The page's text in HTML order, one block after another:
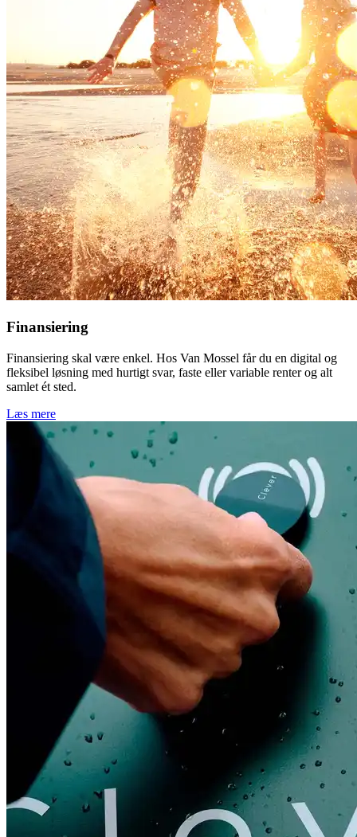
Finansiering
Finansiering skal være enkel. Hos Van Mossel får du en digital og
fleksibel løsning med hurtigt svar, faste eller variable renter og alt
samlet ét sted.
Læs mere